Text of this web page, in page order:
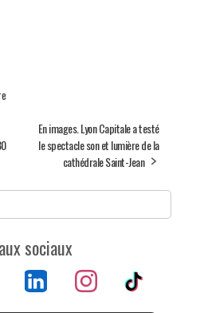
En images. Lyon Capitale a testé
le spectacle son et lumière de la
cathédrale Saint-Jean
sociaux